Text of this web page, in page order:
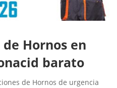
Hornos en
barato
de Hornos de urgencia